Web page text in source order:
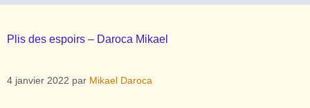
Plis des espoirs – Daroca Mikael
4 janvier 2022 par Mikael Daroca